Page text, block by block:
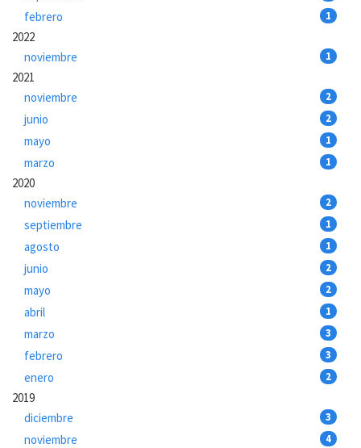
febrero 1
2022
noviembre
1
2021
noviembre
2
junio 2
mayo 1
marzo 1
2020
noviembre
2
septiembre 1
agosto 1
junio 2
mayo 2
abril 1
marzo 3
febrero 3
enero 2
2019
diciembre
3
noviembre 4